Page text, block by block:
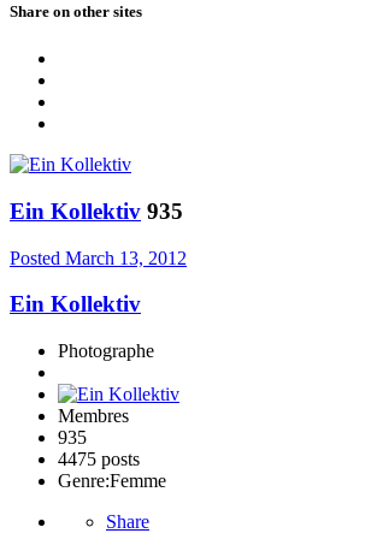
Share on other sites
Ein Kollektiv 935
Posted March 13, 2012
Ein Kollektiv
Photographe
Membres
935
4475 posts
Genre:Femme
Share